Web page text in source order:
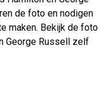
de foto en nodigen
maken. Bekijk de foto
George Russell zelf